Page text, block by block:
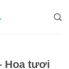
Hoa tươi